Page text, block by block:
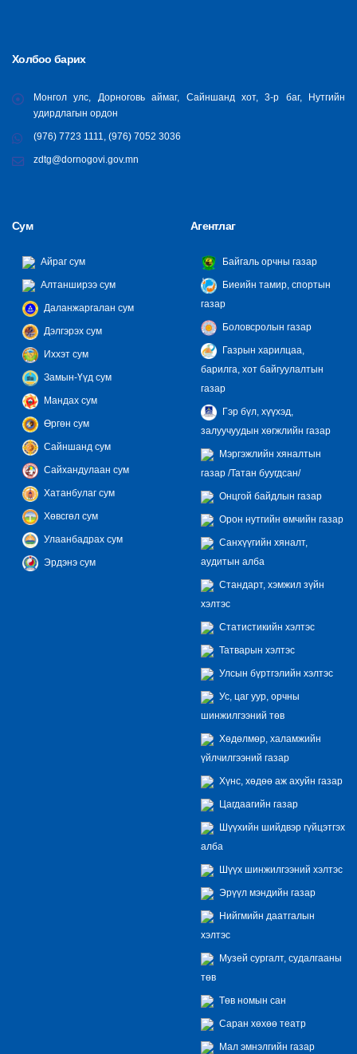
Холбоо барих
Монгол улс, Дорноговь аймаг, Сайншанд хот, 3-р баг, Нутгийн
удирдлагын ордон
(976) 7723 1111, (976) 7052 3036
zdtg@dornogovi.gov.mn
Сум
Айраг сум
Алтанширээ сум
Даланжаргалан сум
Дэлгэрэх сум
Иххэт сум
Замын-Үүд сум
Мандах сум
Өргөн сум
Сайншанд сум
Сайхандулаан сум
Хатанбулаг сум
Хөвсгөл сум
Улаанбадрах сум
Эрдэнэ сум
Агентлаг
Байгаль орчны газар
Биеийн тамир, спортын
газар
Боловсролын газар
Газрын харилцаа,
барилга, хот байгуулалтын
газар
Гэр бүл, хүүхэд,
залуучуудын хөгжлийн газар
Мэргэжлийн хяналтын
газар /Татан буугдсан/
Онцгой байдлын газар
Орон нутгийн өмчийн газар
Санхүүгийн хяналт,
аудитын алба
Стандарт, хэмжил зүйн
хэлтэс
Статистикийн хэлтэс
Татварын хэлтэс
Улсын бүртгэлийн хэлтэс
Ус, цаг уур, орчны
шинжилгээний төв
Хөдөлмөр, халамжийн
үйлчилгээний газар
Хүнс, хөдөө аж ахуйн газар
Цагдаагийн газар
Шүүхийн шийдвэр гүйцэтгэх
алба
Шүүх шинжилгээний хэлтэс
Эрүүл мэндийн газар
Нийгмийн даатгалын
хэлтэс
Музей сургалт, судалгааны
төв
Төв номын сан
Саран хөхөө театр
Мал эмнэлгийн газар